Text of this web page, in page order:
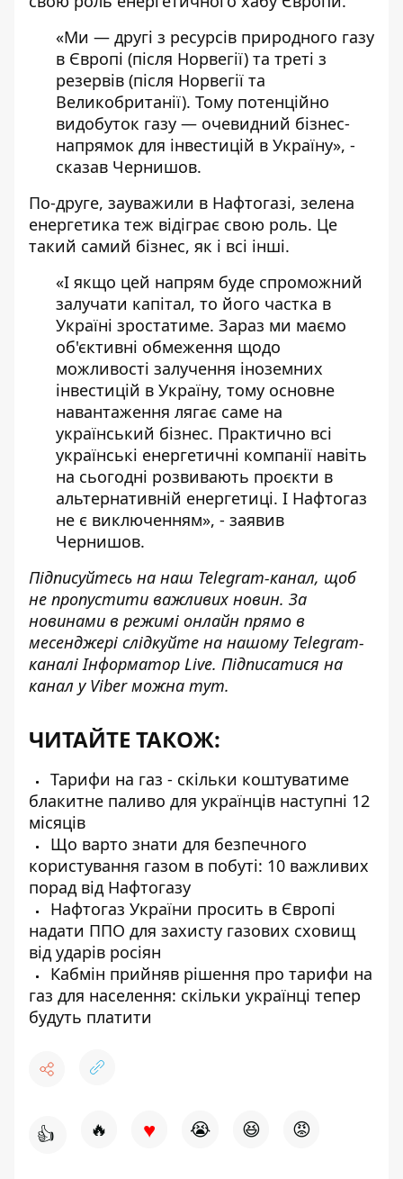
«Ми — другі з ресурсів природного газу
в Європі (після Норвегії) та треті з
резервів (після Норвегії та
Великобританії). Тому потенційно
видобуток газу — очевидний бізнес-
напрямок для інвестицій в Україну», -
сказав Чернишов.
По-друге, зауважили в Нафтогазі, зелена
енергетика теж відіграє свою роль. Це
такий самий бізнес, як і всі інші.
«І якщо цей напрям буде спроможний
залучати капітал, то його частка в
Україні зростатиме. Зараз ми маємо
об'єктивні обмеження щодо
можливості залучення іноземних
інвестицій в Україну, тому основне
навантаження лягає саме на
український бізнес. Практично всі
українські енергетичні компанії навіть
на сьогодні розвивають проєкти в
альтернативній енергетиці. І Нафтогаз
не є виключенням», - заявив
Чернишов.
Підписуйтесь на наш Telegram-канал, щоб
не пропустити важливих новин. За
новинами в режимі онлайн прямо в
месенджері слідкуйте на нашому Telegram-
каналіІнформатор Live. Підписатися на
канал у Viber можна тут.
ЧИТАЙТЕ ТАКОЖ:
Тарифи на газ - скільки коштуватиме
блакитне паливо для українців наступні 12
місяців
Що варто знати для безпечного
користування газом в побуті: 10 важливих
порад від Нафтогазу
Нафтогаз України просить в Європі
надати ППО для захисту газових сховищ
від ударів росіян
Кабмін прийняв рішення про тарифи на
газ для населення: скільки українці тепер
будуть платити
👍 🔥 ♥ 😭 😆 😡